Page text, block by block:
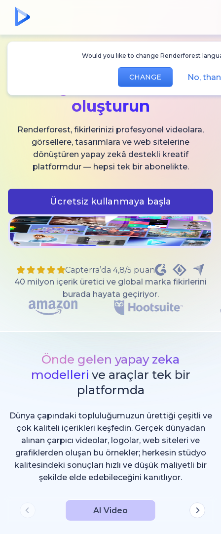
Would you like to change Renderforest
CHANGE No,
AI video,
görsel ve ses
oluşturun
Renderforest, fikirlerinizi profesyonel videolara,
görsellere, tasarımlara ve web sitelerine
dönüştüren yapay zekâ destekli kreatif
platformdur — hepsi tek bir abonelikte.
Ücretsiz kullanmaya başla
Capterra’da 4,8/5 puan
40 milyon içerik üretici ve global marka fikirlerini
burada hayata geçiriyor.
Önde gelen yapay zeka
modelleri ve araçlar tek bir
platformda
Dünya çapındaki topluluğumuzun ürettiği çeşitli ve
çok kaliteli içerikleri keşfedin. Gerçek dünyadan
alınan çarpıcı videolar, logolar, web siteleri ve
grafiklerden oluşan bu örnekler; herkesin stüdyo
kalitesindeki sonuçları hızlı ve düşük maliyetli bir
şekilde elde edebileceğini kanıtlıyor.
AI Video